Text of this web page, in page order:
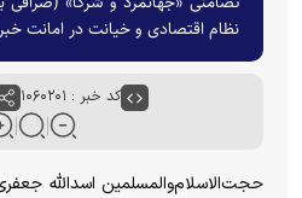
نظام اقتصادی و خیانت در امانت
کد خبر : ۱۰۶۰۲۰۱
حجت‌الاسلام‌والمسلمین اسدالله